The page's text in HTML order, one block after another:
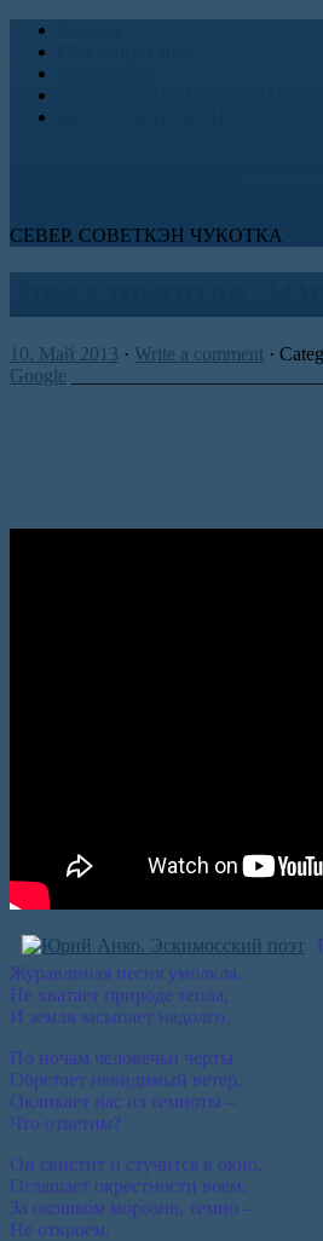
СЕВЕР. СОВЕТКЭН ЧУКОТКА
10. Май 2013 · Write a comment ·
Google
Журавлиная песня умолкла.
Не хватает природе тепла,
И земля засыпает надолго.
По ночам человечьи черты
Обретает невидимый ветер,
Окликает нас из темноты –
Что ответим?
Он свистит и стучится в окно,
Оглашает окрестности воем.
За окошком морозно, темно –
Не откроем.